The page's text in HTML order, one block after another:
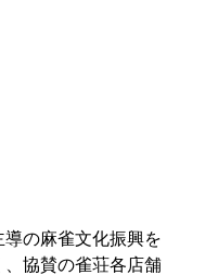
の麻雀文化振興を
協賛の雀荘各店舗